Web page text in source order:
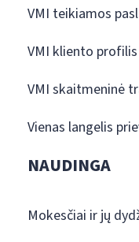
VMI teikiamos
VMI kliento profilis
VMI skaitmeninė
Vienas langelis
NAUDINGA
Mokesčiai ir jų